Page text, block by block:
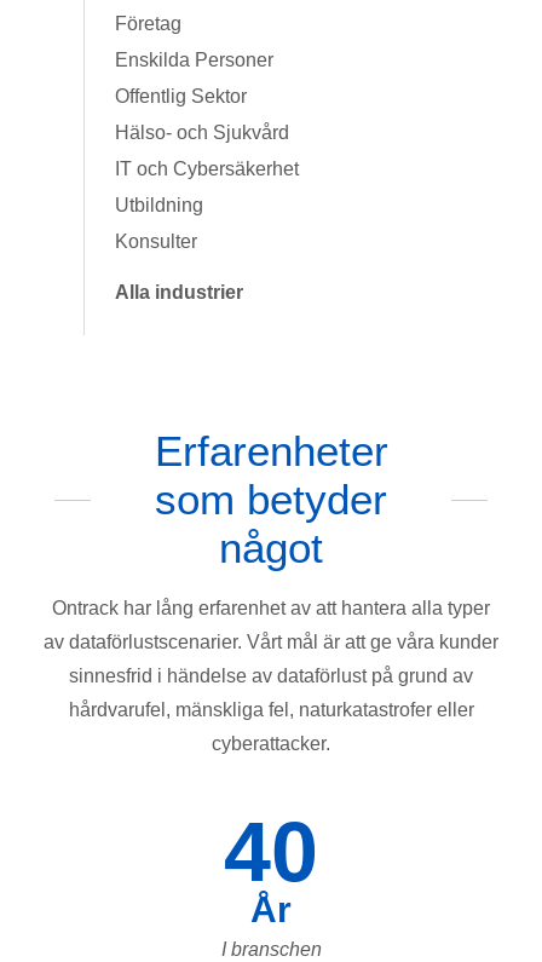
Företag
Enskilda Personer
Offentlig Sektor
Hälso- och Sjukvård
IT och Cybersäkerhet
Utbildning
Konsulter
Alla industrier
Erfarenheter
som betyder
något
Ontrack har lång erfarenhet av att hantera alla typer
av dataförlustscenarier. Vårt mål är att ge våra kunder
sinnesfrid i händelse av dataförlust på grund av
hårdvarufel, mänskliga fel, naturkatastrofer eller
cyberattacker.
40
År
I branschen